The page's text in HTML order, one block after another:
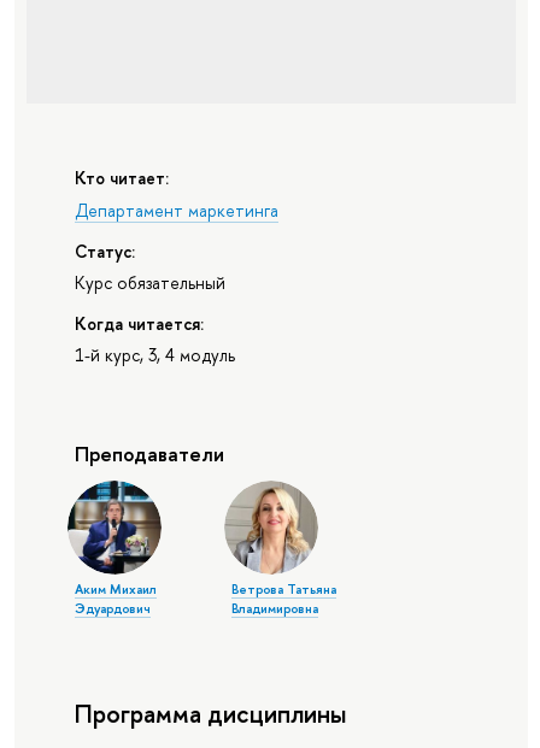
Кто читает:
Департамент маркетинга
Статус:
Курс обязательный
Когда читается:
1-й курс, 3, 4 модуль
Преподаватели
Аким Михаил
Эдуардович
Ветрова Татьяна
Владимировна
Программа дисциплины